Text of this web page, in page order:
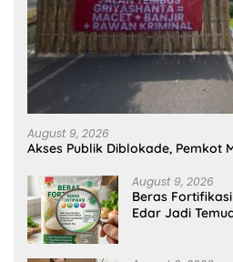
August 9, 2026
Akses Publik Diblokade, Pemkot
August 9, 2026
Beras
Edar Jadi